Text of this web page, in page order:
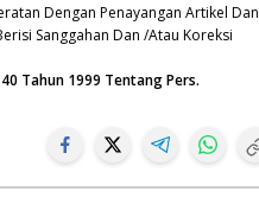
Dengan Penayangan Artikel Dan
Sanggahan Dan /Atau Koreksi
Tahun 1999 Tentang Pers.